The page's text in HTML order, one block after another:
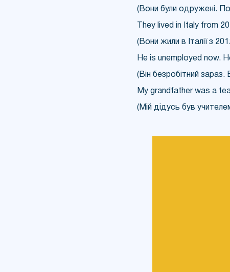
(Вони були одружені.
They lived in Italy from
(Вони жили в Італії з
He is unemployed now.
(Він безробітний зараз.
My grandfather was a
(Мій дідусь був